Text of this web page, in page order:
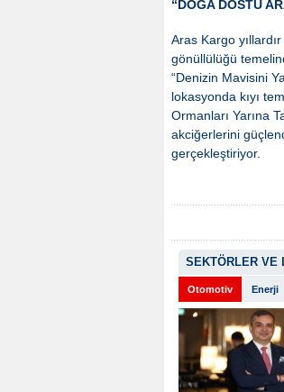
“DOĞA DOSTU
Aras Kargo
gönüllülüğü
“Denizin Mavisini
lokasyonda kıyı
Ormanları Yarına
akciğerlerini
gerçekleştiriyor.
SEKTÖRLER VE
Otomotiv Enerji